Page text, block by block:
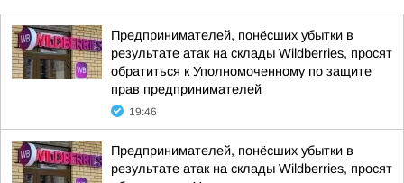
Предпринимателей, понёсших убытки в
результате атак на склады Wildberries, просят
обратиться к Уполномоченному по защите
прав предпринимателей
19:46
Предпринимателей, понёсших убытки в
результате атак на склады Wildberries, просят